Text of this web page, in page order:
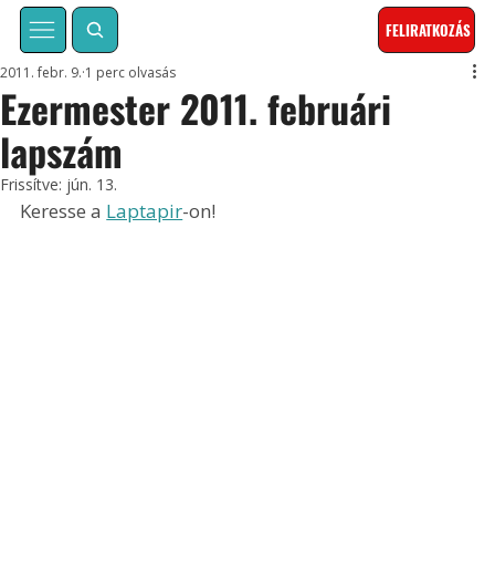
FELIRATKOZÁS
Ezermester 2011. februári
lapszám
2011. febr. 9. 1 perc olvasás
Frissítve: jún. 13.
Keresse a Laptapir-on!